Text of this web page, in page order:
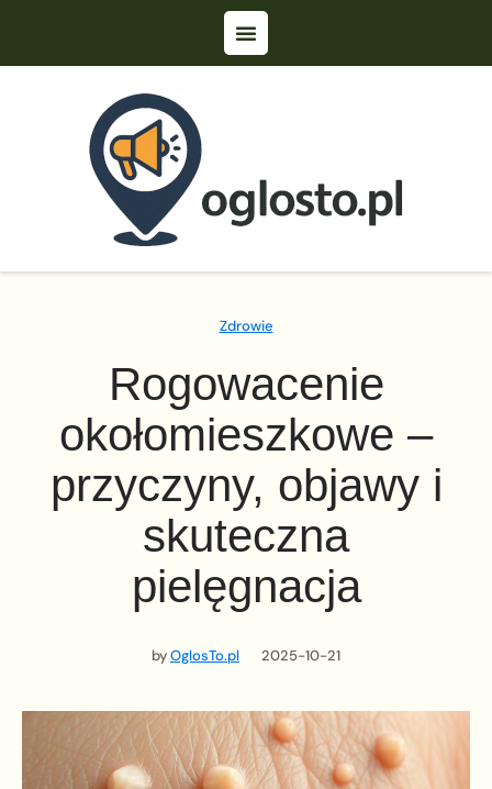
Zdrowie
Rogowacenie
okołomieszkowe –
przyczyny, objawy i
skuteczna
pielęgnacja
byOglosTo.pl 2025-10-21